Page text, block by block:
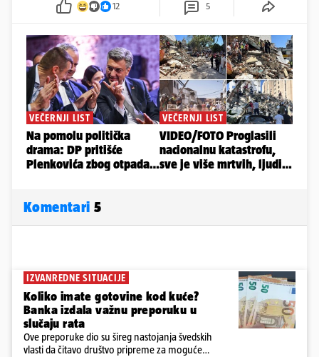
12 5
Komentari 5
IZVANREDNE SITUACIJE
Koliko imate gotovine kod kuće?
Banka izdala važnu preporuku u
slučaju rata
Ove preporuke dio su šireg nastojanja švedskih
vlasti da čitavo društvo pripreme za moguće